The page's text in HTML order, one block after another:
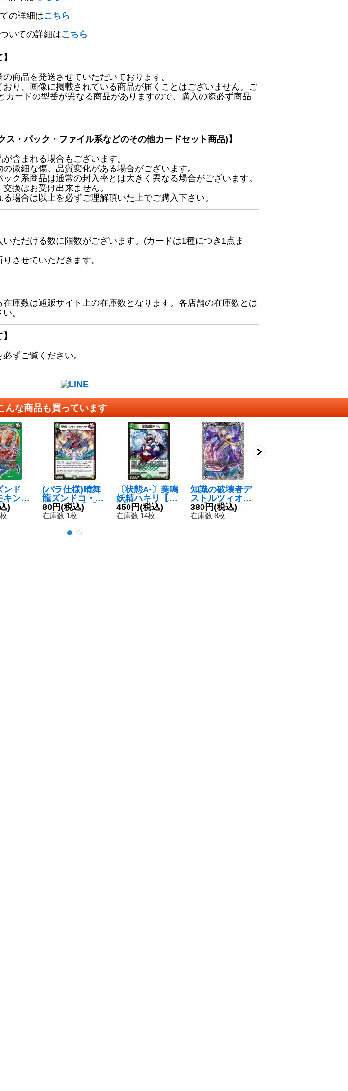
の詳細はこちら
いての詳細はこちら
商品を発送させていただいております。
り、画像に掲載されている商品が届くことはございません。ご
カードの型番が異なる商品がありますので、購入の際必ず商品
ス・パック・ファイル系などのその他カードセット商品)】
含まれる場合もございます。
微細な傷、品質変化がある場合がございます。
ク系商品は通常の封入率とは大きく異なる場合がございます。
換はお受け出来ません。
場合は以上を必ずご理解頂いた上でご購入下さい。
ただける数に限数がございます。(カードは1種につき1点ま
させていただきます。
庫数は通販サイト上の在庫数となります。各店舗の在庫数とは
。
必ずご覧ください。
んな商品も買っています
ンド
キング
超
自
)
(パラ仕様)晴舞
龍ズンドコ・モ
モキング【U】
{RP2044/95}
80円(税込)
在庫数 1枚
〔状態A-〕葉鳴
妖精ハキリ【V
R】{RP119/10
2}《自然》
450円(税込)
在庫数 14枚
知識の破壊者デ
ストルツィオー
ネ【SR】{22RP
2TR4/TR10}
380円(税込)
在庫数 8枚